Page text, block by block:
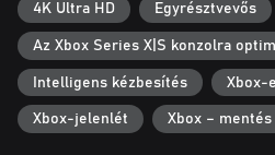
4K Ultra HD Egyrésztvevős
Az Xbox Series X|S konzolra
Intelligens kézbesítés Xbox-
Xbox-jelenlét Xbox –